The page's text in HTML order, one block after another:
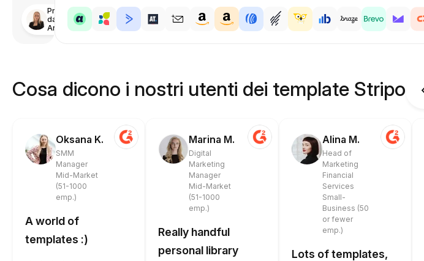
Progettato
da
Anastasiia
Cosa dicono i nostri utenti dei template Stripo
Oksana K.
SMM
Manager
Mid-Market
(51-1000
emp.)
A world of
templates :)
Marina M.
Digital
Marketing
Manager
Mid-Market
(51-1000
emp.)
Really handful
personal library
Alina M.
Head of
Marketing
Financial
Services
Small-
Business (50
or fewer
emp.)
Lots of templates,